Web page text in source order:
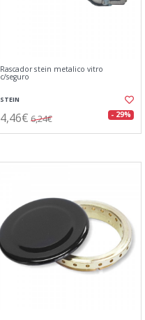
Rascador stein metalico vitro
c/seguro
STEIN
4,46€ 6,24€ - 29%